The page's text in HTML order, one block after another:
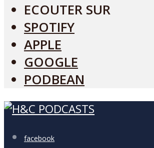
ECOUTER SUR
SPOTIFY
APPLE
GOOGLE
PODBEAN
facebook